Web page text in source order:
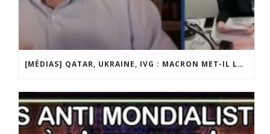
[MÉDIAS] QATAR, UKRAINE, IVG : MACRON MET-IL LA FRANCE EN DANGER ? JF POISSON INVITÉ DE LIGNE DROITE SUR RADIO COURTOISIE